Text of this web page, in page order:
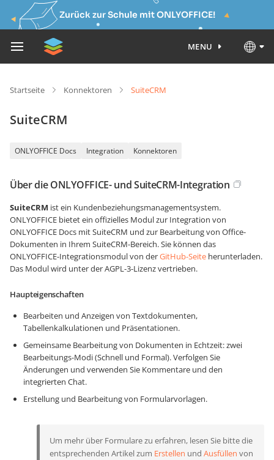
Zurück zur Schule mit ONLYOFFICE!
MENU
Startseite Konnektoren SuiteCRM
SuiteCRM
ONLYOFFICE Docs Integration Konnektoren
Über die ONLYOFFICE- und SuiteCRM-Integration
SuiteCRM ist ein Kundenbeziehungsmanagementsystem.
ONLYOFFICE bietet ein offizielles Modul zur Integration von
ONLYOFFICE Docs mit SuiteCRM und zur Bearbeitung von Office-
Dokumenten in Ihrem SuiteCRM-Bereich. Sie können das
ONLYOFFICE-Integrationsmodul von derGitHub-Seite herunterladen.
Das Modul wird unter der AGPL-3-Lizenz vertrieben.
Haupteigenschaften
Bearbeiten und Anzeigen von Textdokumenten,
Tabellenkalkulationen und Präsentationen.
Gemeinsame Bearbeitung von Dokumenten in Echtzeit: zwei
Bearbeitungs-Modi (Schnell und Formal). Verfolgen Sie
Änderungen und verwenden Sie Kommentare und den
integrierten Chat.
Erstellung und Bearbeitung von Formularvorlagen.
Um mehr über Formulare zu erfahren, lesen Sie bitte die
entsprechenden Artikel zum Erstellen und Ausfüllen von